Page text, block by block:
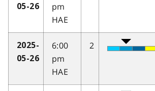
05-26
pm
HAE
2025-
05-26
6:00
pm
HAE
2